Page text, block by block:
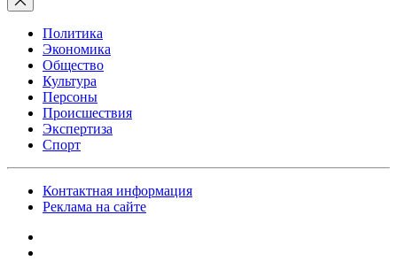
Политика
Экономика
Общество
Культура
Персоны
Происшествия
Экспертиза
Спорт
Контактная информация
Реклама на сайте